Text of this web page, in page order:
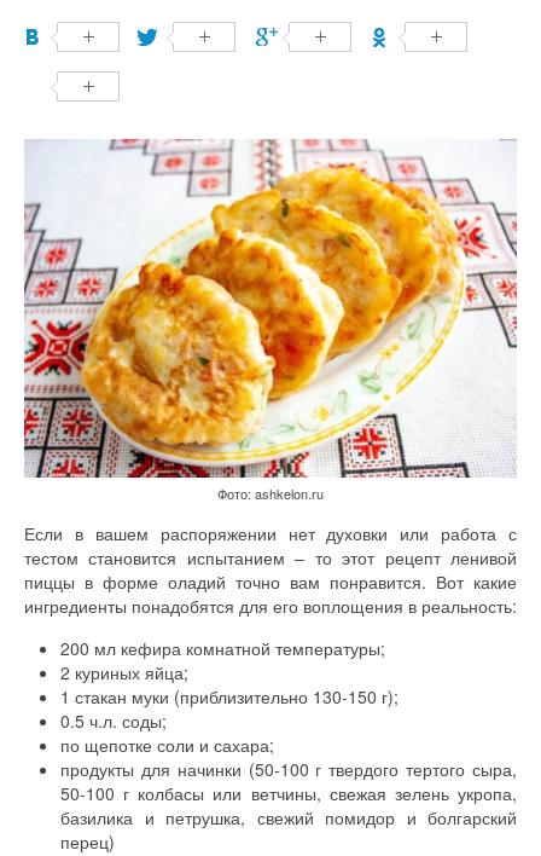
Фото: ashkelon.ru
Если в вашем распоряжении нет духовки или работа с
тестом становится испытанием – то этот рецепт ленивой
пиццы в форме оладий точно вам понравится. Вот какие
ингредиенты понадобятся для его воплощения в реальность:
200 мл кефира комнатной температуры;
2 куриных яйца;
1 стакан муки (приблизительно 130-150 г);
0.5 ч.л. соды;
по щепотке соли и сахара;
продукты для начинки (50-100 г твердого тертого сыра,
50-100 г колбасы или ветчины, свежая зелень укропа,
базилика и петрушка, свежий помидор и болгарский
перец)